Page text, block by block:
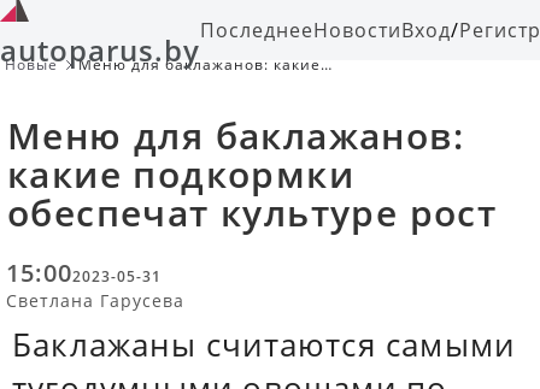
autoparus.byПоследнееНовостиВход/
Новые
Меню для баклажанов: какие
Меню для баклажанов:
какие подкормки
обеспечат культуре рост
15:002023-05-31
Светлана Гарусева
Баклажаны считаются самыми